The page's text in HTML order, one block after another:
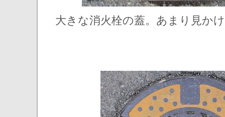
大きな消火栓の蓋。あまり見か